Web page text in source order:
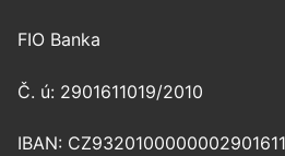
FIO Banka
Č. ú: 2901611019/2010
IBAN: